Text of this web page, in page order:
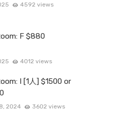
4592 views
F $880
4012 views
I [1人] $1500 or
2024 3602 views